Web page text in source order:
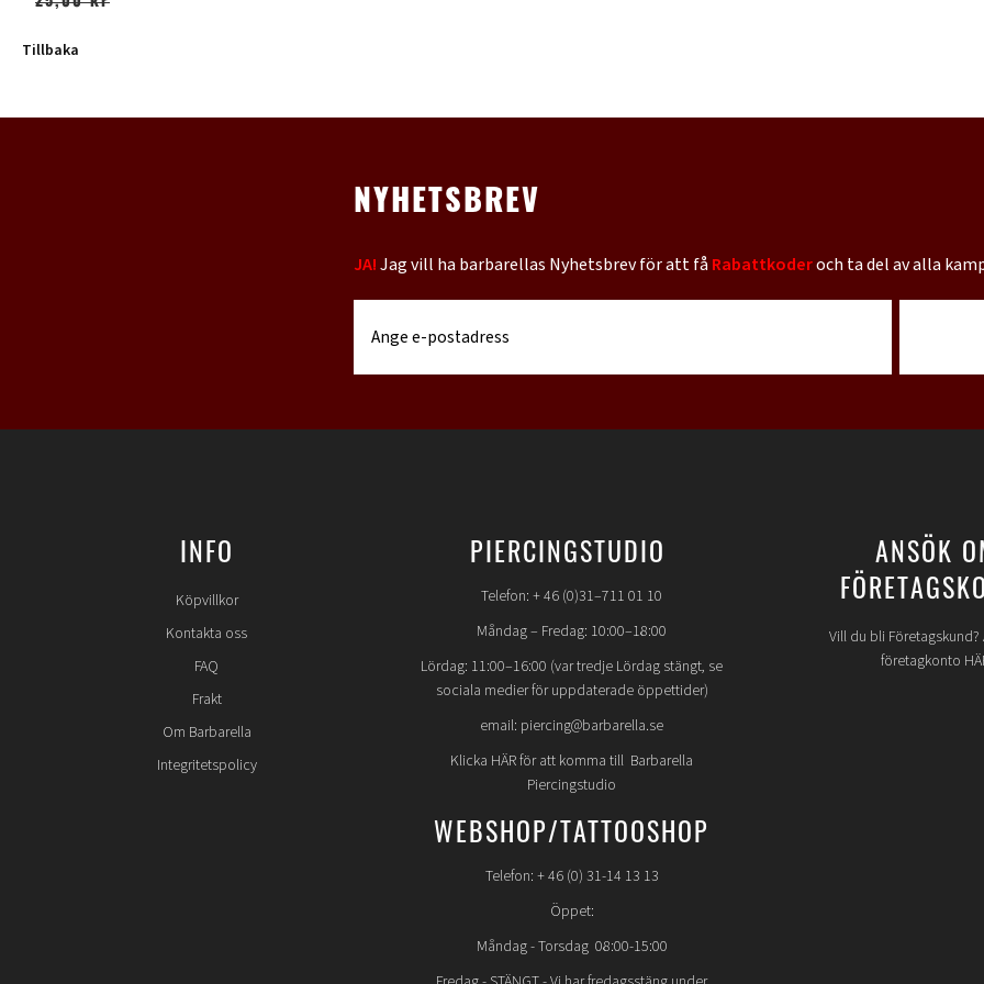
Tillbaka
NYHETSBREV
JA!Jag vill ha barbarellas Nyhetsbrev för att fåRabattkoderoch ta del av alla
INFO
Köpvillkor
Kontakta oss
FAQ
Frakt
Om Barbarella
Integritetspolicy
PIERCINGSTUDIO
Telefon: + 46 (0)31–711 01 10
Måndag – Fredag: 10:00–18:00
Lördag: 11:00–16:00 (var tredje Lördag stängt, se
sociala medier för uppdaterade öppettider)
email: piercing@barbarella.se
Klicka HÄR för att komma till Barbarella
Piercingstudio
WEBSHOP/TATTOOSHOP
Telefon: + 46 (0) 31-14 13 13
Öppet:
Måndag - Torsdag 08:00-15:00
ANSÖK
Vill du bli Företagskund?
företagkonto